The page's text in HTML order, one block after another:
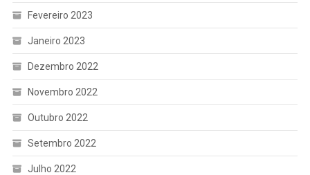
Fevereiro 2023
Janeiro 2023
Dezembro 2022
Novembro 2022
Outubro 2022
Setembro 2022
Julho 2022